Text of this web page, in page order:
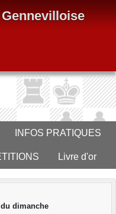
INFOS PRATIQUES
Livre d'or
dimanche